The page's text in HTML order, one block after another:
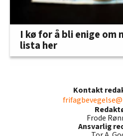
I kø for å bli enige om
lista her
Kontakt
Frode
Ansvarlig